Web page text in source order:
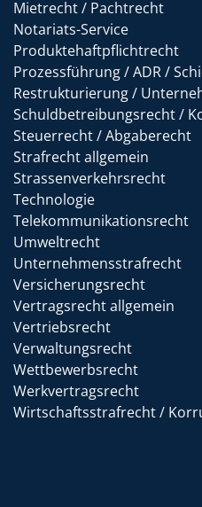
Mietrecht / Pachtrecht
Notariats-Service
Produktehaftpflichtrecht
Prozessführung / ADR /
Restrukturierung /
Schuldbetreibungsrecht /
Steuerrecht / Abgaberecht
Strafrecht allgemein
Strassenverkehrsrecht
Technologie
Telekommunikationsrecht
Umweltrecht
Unternehmensstrafrecht
Versicherungsrecht
Vertragsrecht allgemein
Vertriebsrecht
Verwaltungsrecht
Wettbewerbsrecht
Werkvertragsrecht
Wirtschaftsstrafrecht /